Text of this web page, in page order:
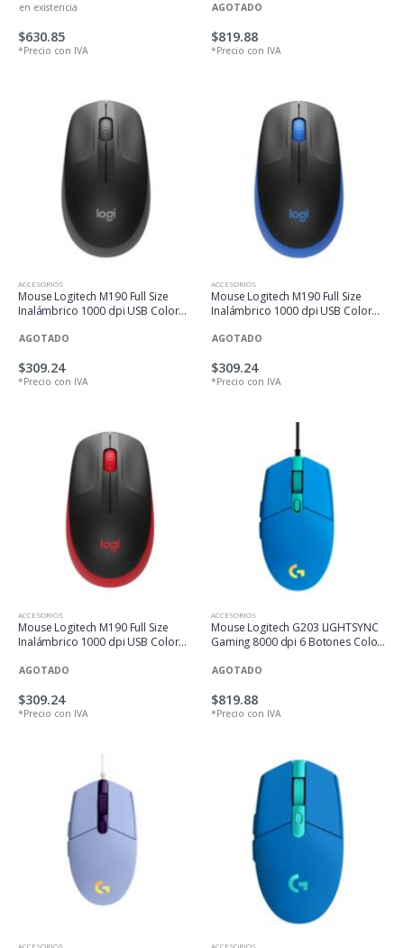
en existencia
$630.85
*Precio con IVA
AGOTADO
$819.88
*Precio con IVA
ACCESORIOS
Mouse Logitech M190 Full Size
Inalámbrico 1000 dpi USB Color
AGOTADO
$309.24
*Precio con IVA
ACCESORIOS
Mouse Logitech M190 Full Size
Inalámbrico 1000 dpi USB Color
AGOTADO
$309.24
*Precio con IVA
ACCESORIOS
Mouse Logitech M190 Full Size
Inalámbrico 1000 dpi USB Color
AGOTADO
$309.24
*Precio con IVA
ACCESORIOS
Mouse Logitech G203 LIGHTSYNC
Gaming 8000 dpi 6 Botones Color
AGOTADO
$819.88
*Precio con IVA
ACCESORIOS ACCESORIOS